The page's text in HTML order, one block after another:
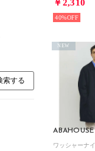
￥2,310
40%
ABAHOUSE
NEW